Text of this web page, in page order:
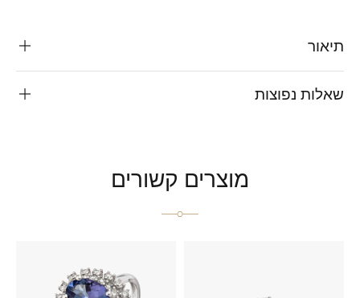
תיאור
שאלות נפוצות
מוצרים קשורים